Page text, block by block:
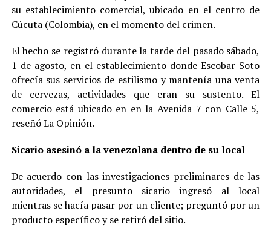
su establecimiento comercial, ubicado en el centro de
Cúcuta (Colombia), en el momento del crimen.
El hecho se registró durante la tarde del pasado sábado,
1 de agosto, en el establecimiento donde Escobar Soto
ofrecía sus servicios de estilismo y mantenía una venta
de cervezas, actividades que eran su sustento. El
comercio está ubicado en en la Avenida 7 con Calle 5,
reseñó La Opinión.
Sicario asesinó a la venezolana dentro de su local
De acuerdo con las investigaciones preliminares de las
autoridades, el presunto sicario ingresó al local
mientras se hacía pasar por un cliente; preguntó por un
producto específico y se retiró del sitio.